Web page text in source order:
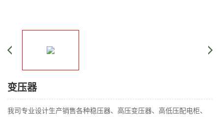
变压器
我司专业设计生产销售各种稳压器、高压变压器、高低压配电柜、